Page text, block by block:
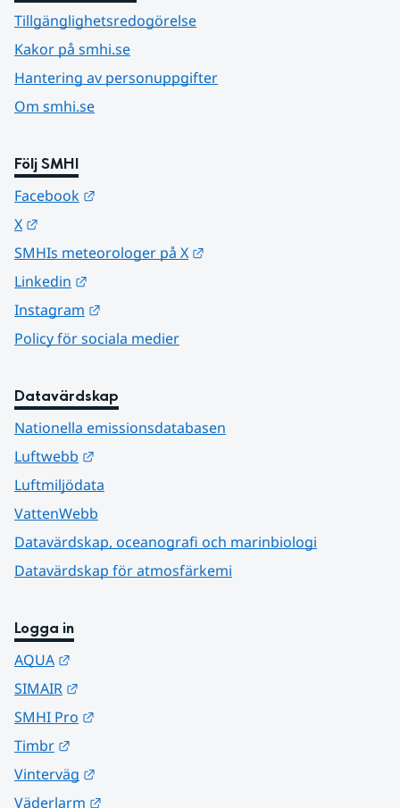
Tillgänglighetsredogörelse
Kakor på smhi.se
Hantering av personuppgifter
Om smhi.se
Följ SMHI
Facebook
X
SMHIs meteorologer på X
Linkedin
Instagram
Policy för sociala medier
Datavärdskap
Nationella emissionsdatabasen
Luftwebb
Luftmiljödata
VattenWebb
Datavärdskap, oceanografi och marinbiologi
Datavärdskap för atmosfärkemi
Logga in
AQUA
SIMAIR
SMHI Pro
Timbr
Vinterväg
Väderlarm